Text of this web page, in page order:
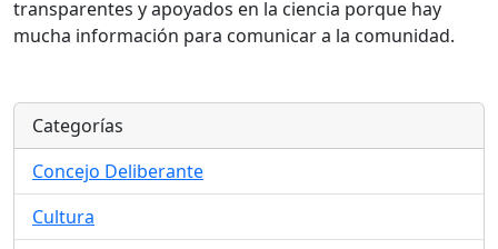
transparentes y apoyados en la ciencia porque hay
mucha información para comunicar a la comunidad.
Categorías
Concejo Deliberante
Cultura